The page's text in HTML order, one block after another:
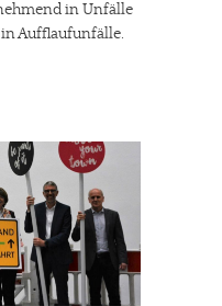
in Unfälle
in Aufflaufunfälle.